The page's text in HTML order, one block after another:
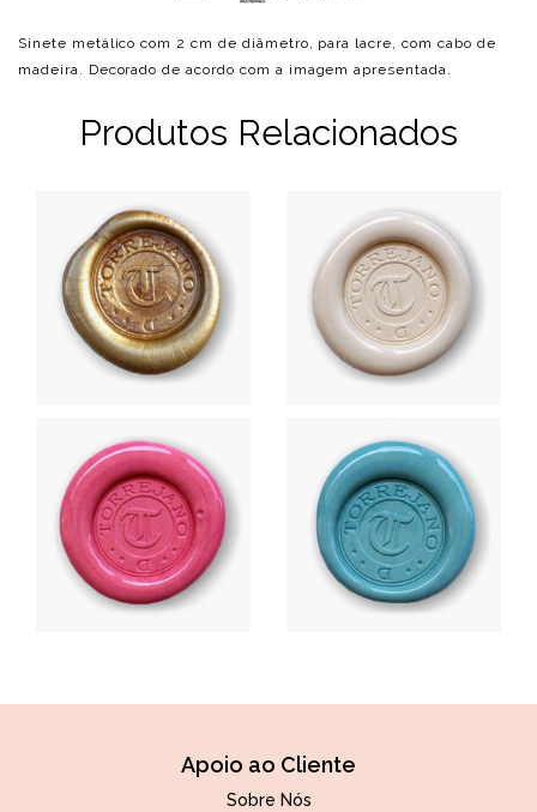
Sinete metálico com 2 cm de diâmetro, para lacre, com cabo de
madeira. Decorado de acordo com a imagem apresentada.
Produtos Relacionados
Apoio ao Cliente
Sobre Nós